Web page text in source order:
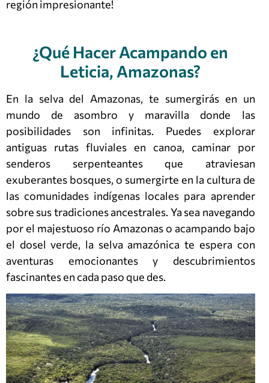
región impresionante!
¿Qué Hacer Acampando en
Leticia, Amazonas?
En la selva del Amazonas, te sumergirás en un
mundo de asombro y maravilla donde las
posibilidades son infinitas. Puedes explorar
antiguas rutas fluviales en canoa, caminar por
senderos serpenteantes que atraviesan
exuberantes bosques, o sumergirte en la cultura de
las comunidades indígenas locales para aprender
sobre sus tradiciones ancestrales. Ya sea navegando
por el majestuoso río Amazonas o acampando bajo
el dosel verde, la selva amazónica te espera con
aventuras emocionantes y descubrimientos
fascinantes en cada paso que des.